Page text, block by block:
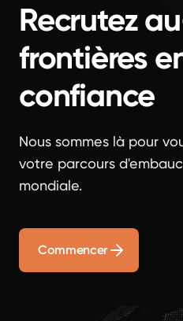
Recrutez
frontières
confiance
Nous sommes là pour
votre parcours
mondiale.
Commencer